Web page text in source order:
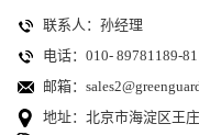
联系人：孙经理
电话：010- 89781189-
邮箱：
地址：北京市海淀区王